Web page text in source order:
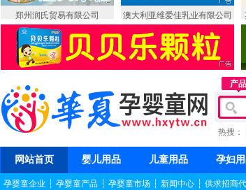
郑州润氏贸易有限公司 澳大利亚维爱佳乳业有限公司
产品
热搜：
网站首页 婴儿用品 儿童用品 孕妇
孕婴童企业 ┆ 孕婴童产品 ┆ 孕婴童市场 ┆ 新闻中心 ┆ 供求招商